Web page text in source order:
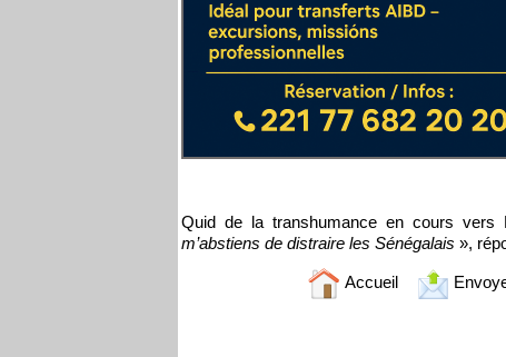
Quid de la transhumance en cours
m’abstiens de distraire les Sénégalais »,
Accueil